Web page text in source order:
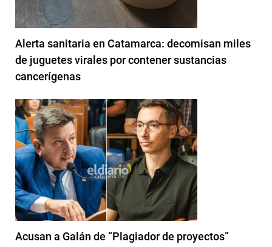
Alerta sanitaria en Catamarca: decomisan miles
de juguetes virales por contener sustancias
cancerígenas
Acusan a Galán de “Plagiador de proyectos”